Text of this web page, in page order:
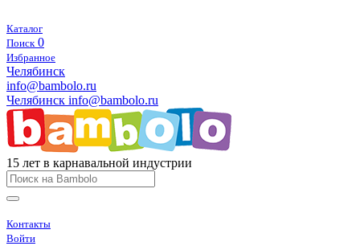
Каталог
Поиск 0
Избранное
Челябинск
info@bambolo.ru
Челябинск info@bambolo.ru
15 лет в карнавальной индустрии
Контакты
Войти